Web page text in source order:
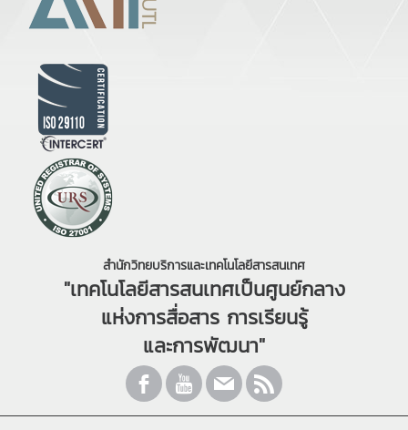
สำนักวิทยบริการและเทคโนโลยีสารสนเทศ
"เทคโนโลยีสารสนเทศเป็นศูนย์กลาง
แห่งการสื่อสาร การเรียนรู้
และการพัฒนา"